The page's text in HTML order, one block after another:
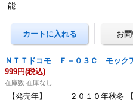
能
ＮＴＴドコモ Ｆ－０３Ｃ モック
999円(税込)
在庫数 在庫なし
【発売年】 ２０１０年秋冬